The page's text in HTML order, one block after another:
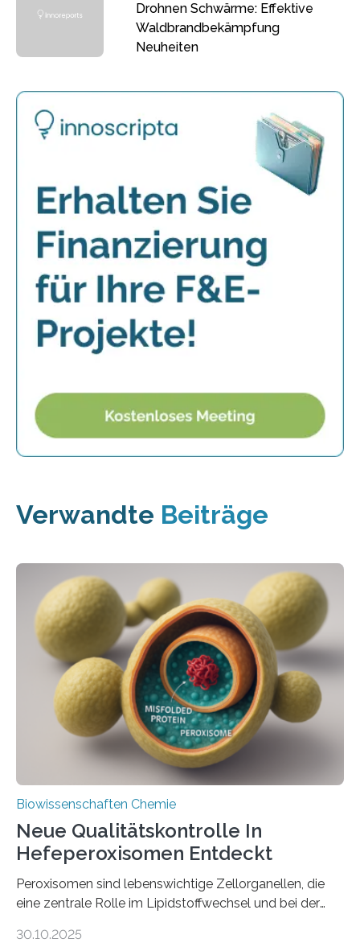
Drohnen Schwärme: Effektive
Waldbrandbekämpfung
Neuheiten
Verwandte Beiträge
Biowissenschaften Chemie
Neue Qualitätskontrolle In
Hefeperoxisomen Entdeckt
Peroxisomen sind lebenswichtige Zellorganellen, die
eine zentrale Rolle im Lipidstoffwechsel und bei der
erfüllen können, müssen zahlreiche Enzyme präzise in
30.10.2025